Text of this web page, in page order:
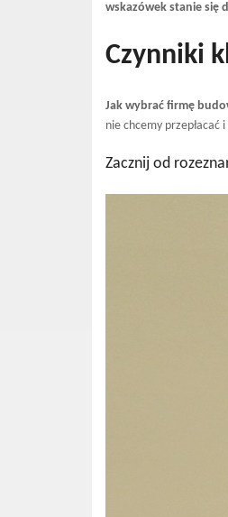
wskazówek stanie się
Czynniki
Jak wybrać firmę
nie chcemy przepłacać
Zacznij od